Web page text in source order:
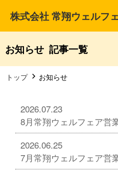
株式会社 常翔ウェルフ
お知らせ 記事一覧
トップ お知らせ
2026.07.23
8月常翔ウェルフェア営
2026.06.25
7月常翔ウェルフェア営